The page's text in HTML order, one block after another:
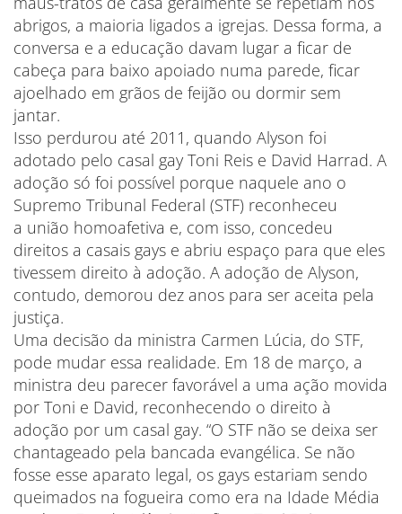
abrigos, a maioria ligados a igrejas. Dessa forma, a
conversa e a educação davam lugar a ficar de
cabeça para baixo apoiado numa parede, ficar
ajoelhado em grãos de feijão ou dormir sem
jantar.
Isso perdurou até 2011, quando Alyson foi
adotado pelo casal gay Toni Reis e David Harrad. A
adoção só foi possível porque naquele ano o
Supremo Tribunal Federal (STF) reconheceu
a união homoafetiva e, com isso, concedeu
direitos a casais gays e abriu espaço para que eles
tivessem direito à adoção. A adoção de Alyson,
contudo, demorou dez anos para ser aceita pela
justiça.
Uma decisão da ministra Carmen Lúcia, do STF,
pode mudar essa realidade. Em 18 de março, a
ministra deu parecer favorável a uma ação movida
por Toni e David, reconhecendo o direito à
adoção por um casal gay. “O STF não se deixa ser
chantageado pela bancada evangélica. Se não
fosse esse aparato legal, os gays estariam sendo
queimados na fogueira como era na Idade Média